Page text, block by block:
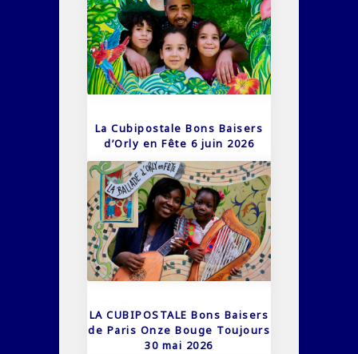
La Cubipostale Bons Baisers
d’Orly en Fête 6 juin 2026
LA CUBIPOSTALE Bons Baisers
de Paris Onze Bouge Toujours
30 mai 2026